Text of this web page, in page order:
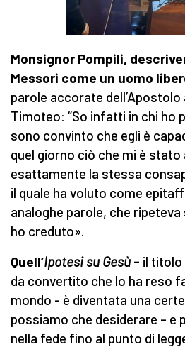
Monsignor Pompili,
Messori come un uomo
parole accorate dell’Apostolo
Timoteo: “So infatti in chi ho
sono convinto che egli è
quel giorno ciò che mi è stato
esattamente la stessa
il quale ha voluto come
analoghe parole, che
ho creduto».
Quell’Ipotesi su Gesù - il titolo
da convertito che lo ha reso
mondo - è diventata una
possiamo che desiderare – e
nella fede fino al punto di